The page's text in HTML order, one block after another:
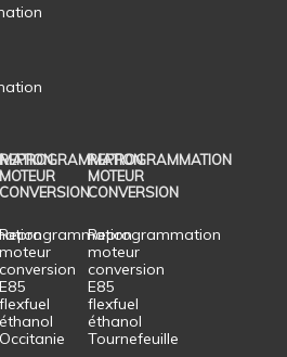
MOTEUR
moteur
conversion
E85
flexfuel
éthanol
Occitanie
REPROGRAMMATION
MOTEUR
CONVERSION
Reprogrammation
moteur
conversion
E85
flexfuel
éthanol
Tournefeuille